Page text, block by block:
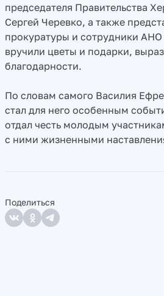
председателя Правительства
Сергей Черевко, а также
прокуратуры и сотрудники
вручили цветы и подарки,
благодарности.
По словам самого Василия
стал для него особенным
отдал честь молодым
с ними жизненными
Поделиться